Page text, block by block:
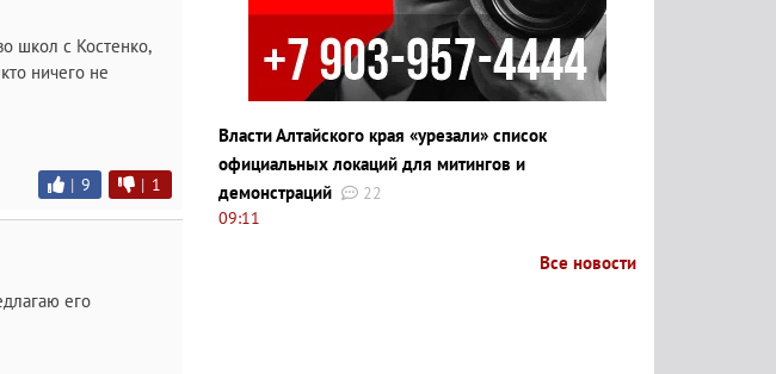
школ с Костенко,
ничего не
| 9 | 1
его
Власти Алтайского края «урезали» список
официальных локаций для митингов и
демонстраций
22
09:11
Все новости